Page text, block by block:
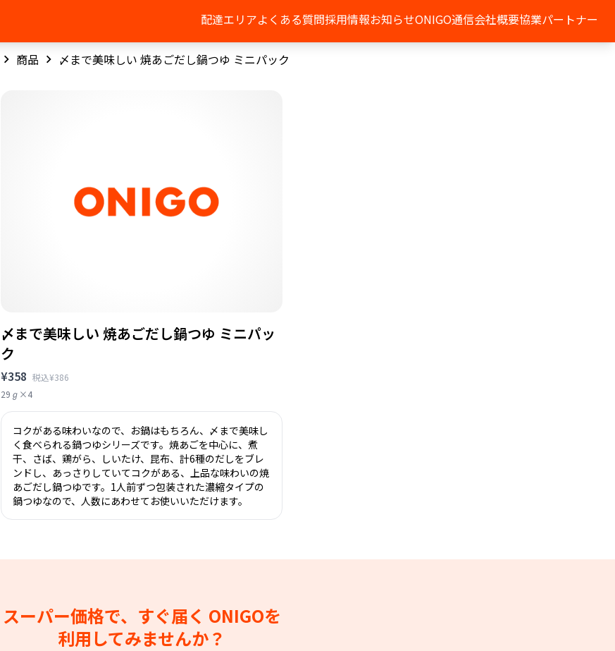
配達エリアよくある質問採用情報お知らせONIGO通信会社概要協業パートナー
商品 〆まで美味しい 焼あごだし鍋つゆ ミニパック
〆まで美味しい 焼あごだし鍋つゆ ミニパッ
ク
¥358 税込¥386
29ℊ×4
コクがある味わいなので、お鍋はもちろん、〆まで美味し
く食べられる鍋つゆシリーズです。焼あごを中心に、煮
干、さば、鶏がら、しいたけ、昆布、計6種のだしをブレ
ンドし、あっさりしていてコクがある、上品な味わいの焼
あごだし鍋つゆです。1人前ずつ包装された濃縮タイプの
鍋つゆなので、人数にあわせてお使いいただけます。
スーパー価格で、すぐ届く ONIGOを
利用してみませんか？